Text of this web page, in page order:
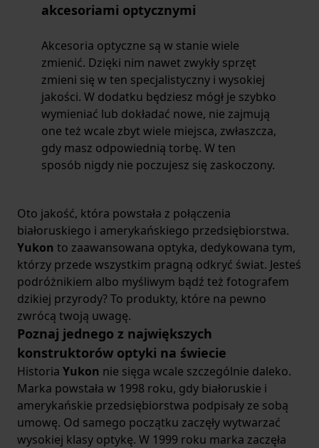
akcesoriami optycznymi
Akcesoria optyczne są w stanie wiele
zmienić. Dzięki nim nawet zwykły sprzęt
zmieni się w ten specjalistyczny i wysokiej
jakości. W dodatku będziesz mógł je szybko
wymieniać lub dokładać nowe, nie zajmują
one też wcale zbyt wiele miejsca, zwłaszcza,
gdy masz odpowiednią torbę. W ten
sposób nigdy nie poczujesz się zaskoczony.
Oto jakość, która powstała z połączenia
białoruskiego i amerykańskiego przedsiębiorstwa.
Yukon to zaawansowana optyka, dedykowana tym,
którzy przede wszystkim pragną odkryć świat. Jesteś
podróżnikiem albo myśliwym bądź też fotografem
dzikiej przyrody? To produkty, które na pewno
zwrócą twoją uwagę.
Poznaj jednego z największych
konstruktorów optyki na świecie
Historia Yukon nie sięga wcale szczególnie daleko.
Marka powstała w 1998 roku, gdy białoruskie i
amerykańskie przedsiębiorstwa podpisały ze sobą
umowę. Od samego początku zaczęły wytwarzać
wysokiej klasy optykę. W 1999 roku marka zaczęła